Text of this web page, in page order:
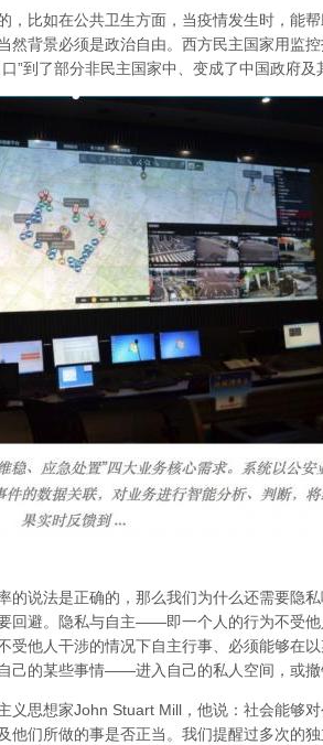
，比如在公共卫生方面，当疫情发生时，能
然背景必须是政治自由。西方民主国家用监
”到了部分非民主国家中、变成了中国政府及
的说法是正确的，那么我们为什么还需要隐
回避。隐私与自主——即一个人的行为不受他
受他人干涉的情况下自主行事、必须能够在
己的某些事情——进入自己的私人空间，或撤
义思想家John Stuart Mill，他说：社会能够
他们所做的事是否正当。我们提醒过多次的